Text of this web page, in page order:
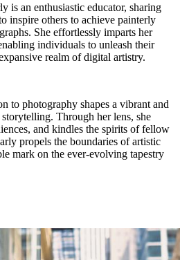
is an enthusiastic educator, sharing
inspire others to achieve painterly
She effortlessly imparts her
individuals to unleash their
realm of digital artistry.
to photography shapes a vibrant and
Through her lens, she
and kindles the spirits of fellow
propels the boundaries of artistic
mark on the ever-evolving tapestry